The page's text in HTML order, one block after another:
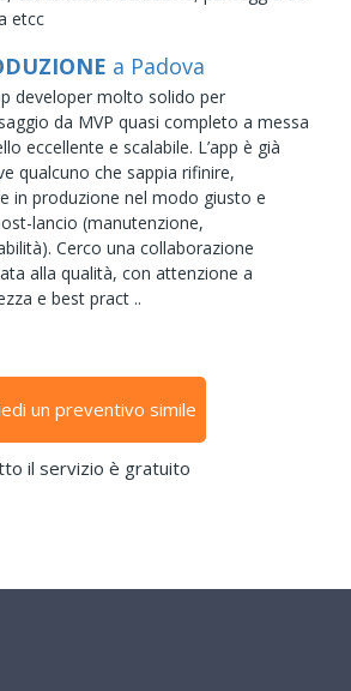
etcc
a Padova
developer molto solido per
da MVP quasi completo a messa
eccellente e scalabile. L’app è già
qualcuno che sappia rifinire,
in produzione nel modo giusto e
lancio (manutenzione,
Cerco una collaborazione
alla qualità, con attenzione a
e best pract ..
un preventivo simile
il servizio è gratuito